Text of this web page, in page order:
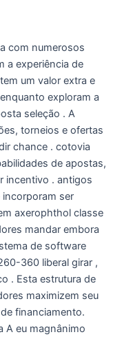
com numerosos
a experiência de
um valor extra e
exploram a
seleção . A
torneios e ofertas
chance . cotovia
de apostas,
incentivo . antigos
ser
axerophthol classe
mandar embora
de software
360 liberal girar ,
. Esta estrutura de
maximizem seu
financiamento.
A eu magnânimo